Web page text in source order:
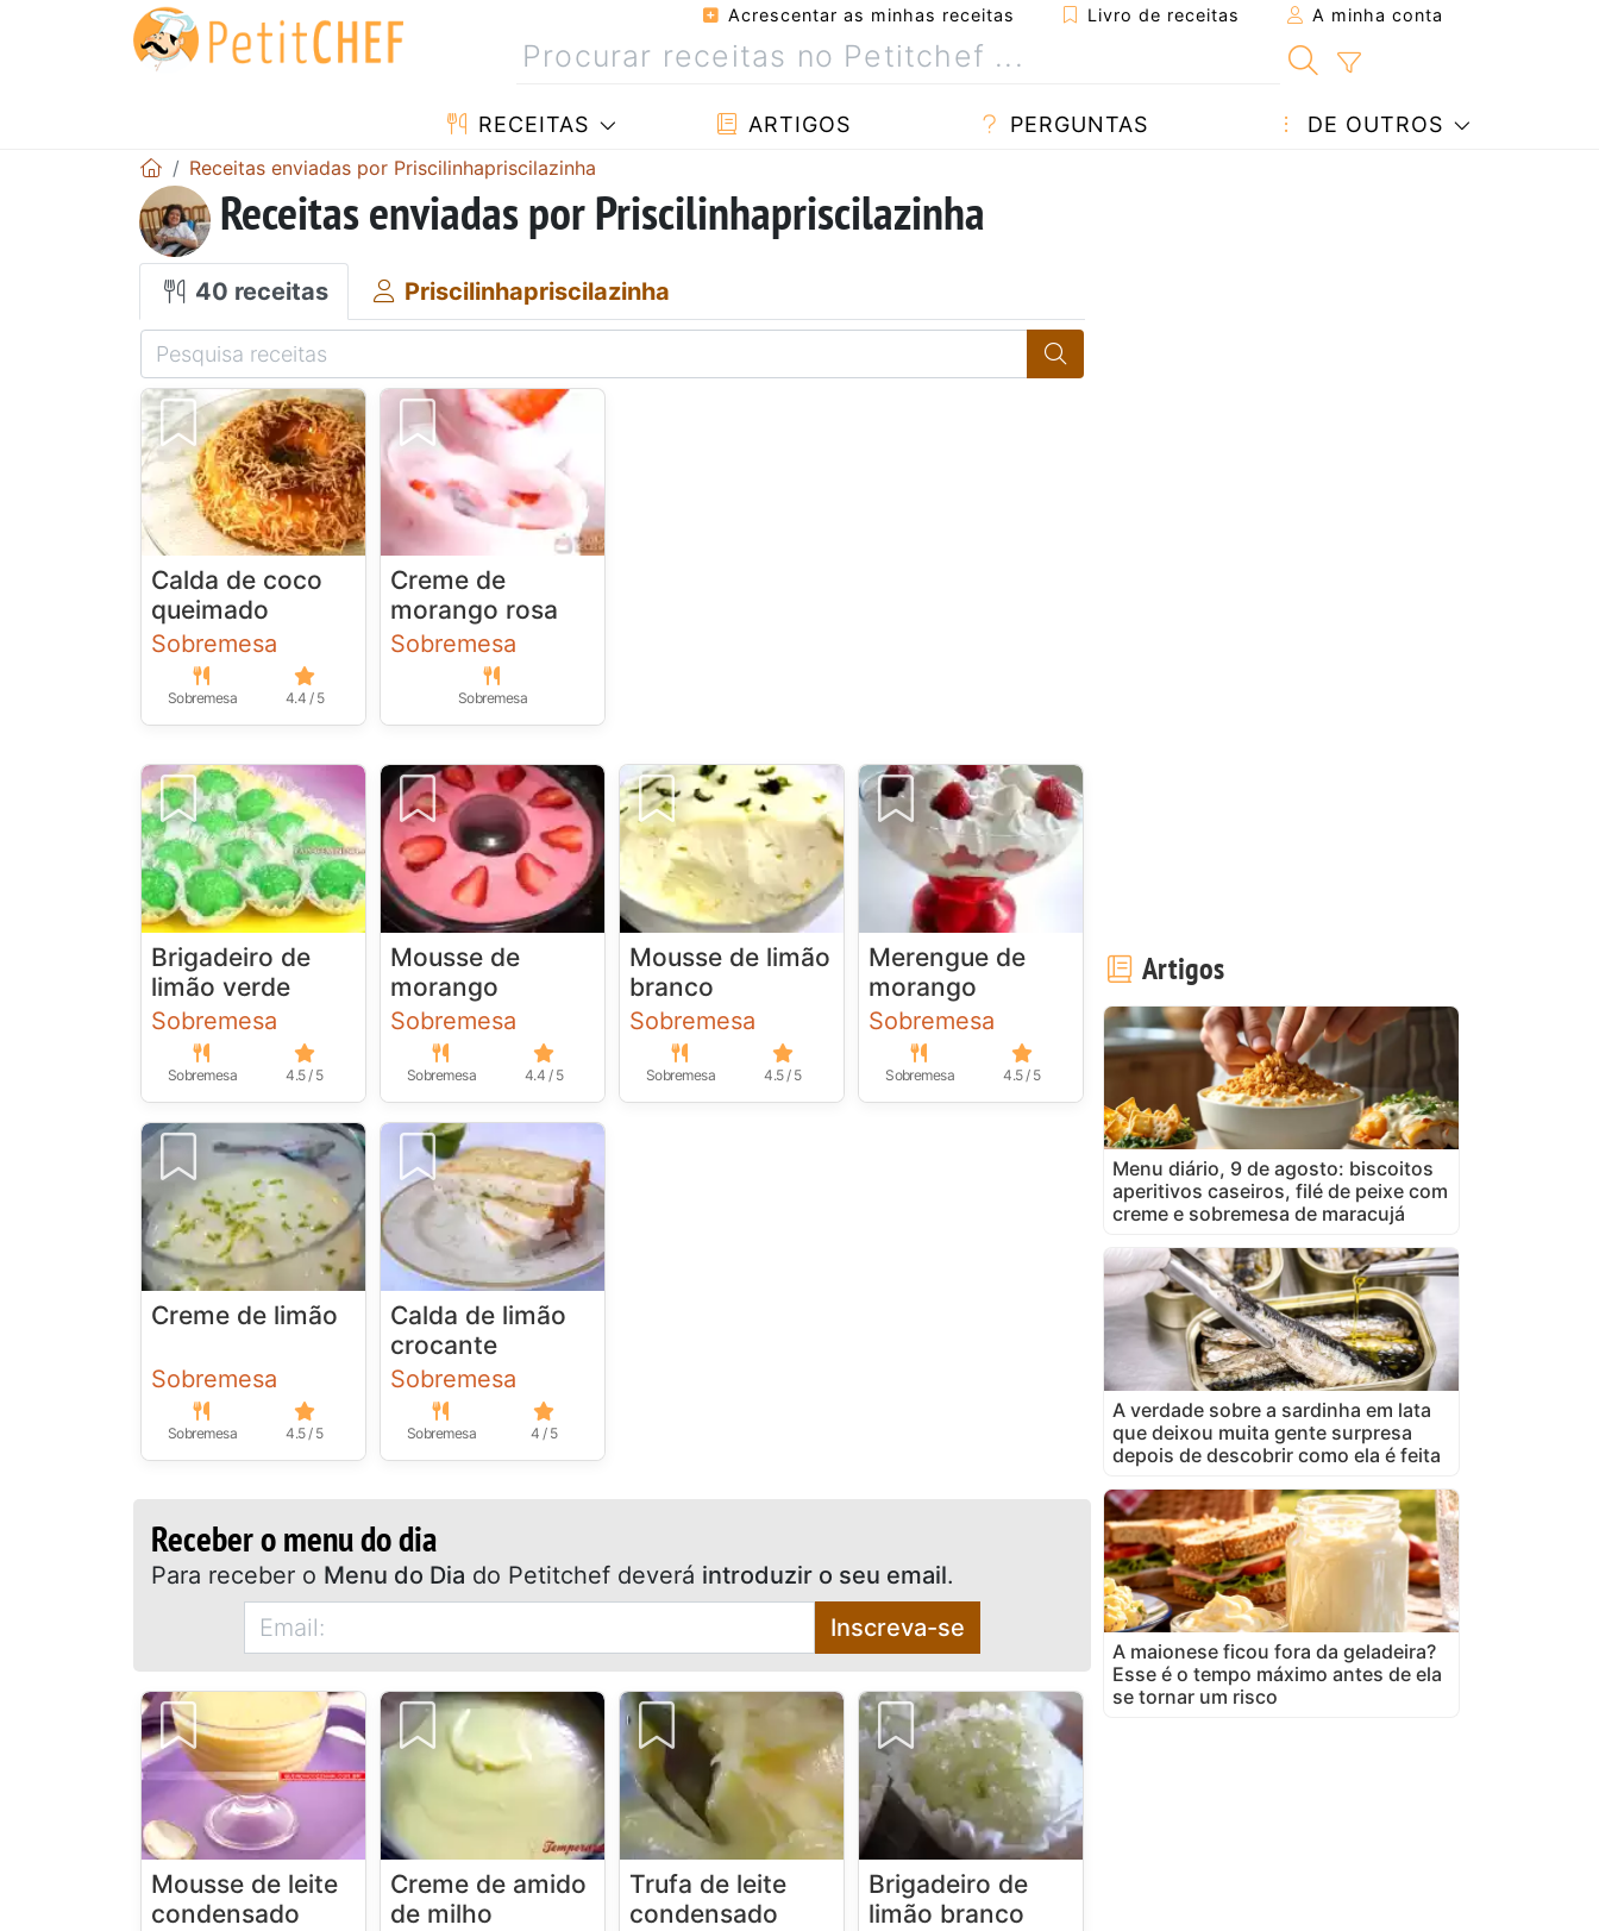
Acrescentar as minhas receitas Livro de receitas A minha conta
RECEITAS ARTIGOS PERGUNTAS DE OUTROS
Receitas enviadas por Priscilinhapriscilazinha
Receitas enviadas por Priscilinhapriscilazinha
40 receitas Priscilinhapriscilazinha
Calda de coco
queimado
Sobremesa
Sobremesa 4.4 / 5
Creme de
morango rosa
Sobremesa
Sobremesa
Brigadeiro de
limão verde
Sobremesa
Sobremesa 4.5 / 5
Mousse de
morango
Sobremesa
Sobremesa 4.4 / 5
Mousse de limão
branco
Sobremesa
Sobremesa 4.5 / 5
Merengue de
morango
Sobremesa
Sobremesa 4.5 / 5
Creme de limão
Sobremesa
Sobremesa 4.5 / 5
Calda de limão
crocante
Sobremesa
Sobremesa 4 / 5
Receber o menu do dia
Para receber o Menu do Dia do Petitchef deverá introduzir o seu email.
Inscreva-se
Mousse de leite
condensado
Creme de amido
de milho
Trufa de leite
condensado
Brigadeiro de
limão branco
Artigos
Menu diário, 9 de agosto: biscoitos
aperitivos caseiros, filé de peixe com
creme e sobremesa de maracujá
A verdade sobre a sardinha em lata
que deixou muita gente surpresa
depois de descobrir como ela é feita
A maionese ficou fora da geladeira?
Esse é o tempo máximo antes de ela
se tornar um risco